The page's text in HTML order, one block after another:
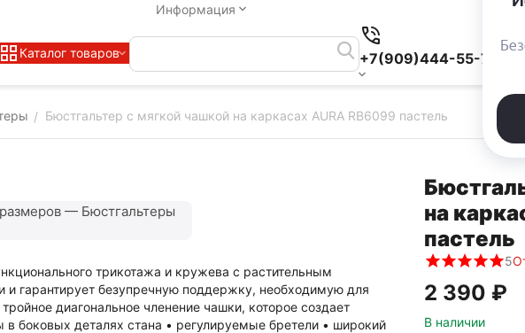
Информация
Каталог товаров +7(909)444-55-78
/ Бюстгальтер с мягкой чашкой на каркасах AURA RB6099 пастель
на
пастель
5
2 390 ₽
В наличии
— Бюстгальтеры
трикотажа и кружева с растительным
гарантирует безупречную поддержку, необходимую для
диагональное членение чашки, которое создает
боковых деталях стана • регулируемые бретели • широкий